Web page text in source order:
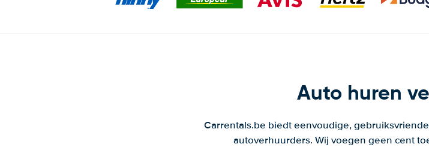
Auto huren
Carrentals.be biedt eenvoudige,
autoverhuurders. Wij voegen geen cent